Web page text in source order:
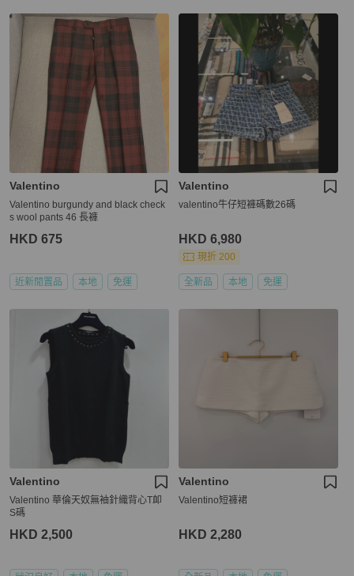
Valentino
Valentino burgundy and black check
s wool pants 46 長褲
HKD 675
近新閒置品 本地 免運
Valentino
valentino牛仔短褲碼數26碼
HKD 6,980
現折 200
全新品 本地 免運
Valentino
Valentino 華倫天奴無袖針織背心T卹
S碼
HKD 2,500
Valentino
Valentino短褲裙
HKD 2,280